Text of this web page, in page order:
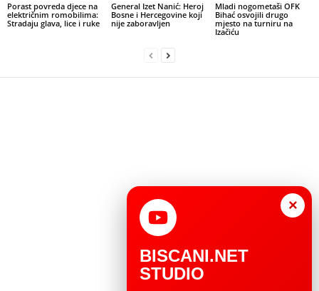
Porast povreda djece na
električnim romobilima:
Stradaju glava, lice i ruke
General Izet Nanić: Heroj
Bosne i Hercegovine koji
nije zaboravljen
Mladi nogometaši OFK
Bihać osvojili drugo
mjesto na turniru na
Izačiću
×
BISCANI.NET
STUDIO